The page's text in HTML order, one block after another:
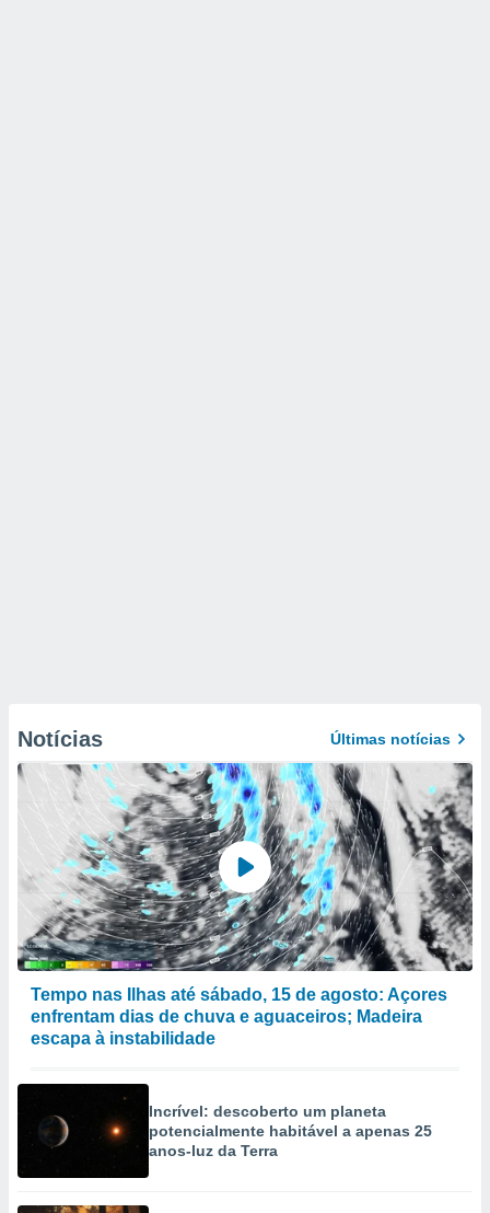
Notícias Últimas notícias
Tempo nas Ilhas até sábado, 15 de agosto: Açores
enfrentam dias de chuva e aguaceiros; Madeira
escapa à instabilidade
Incrível: descoberto um planeta
potencialmente habitável a apenas 25
anos-luz da Terra